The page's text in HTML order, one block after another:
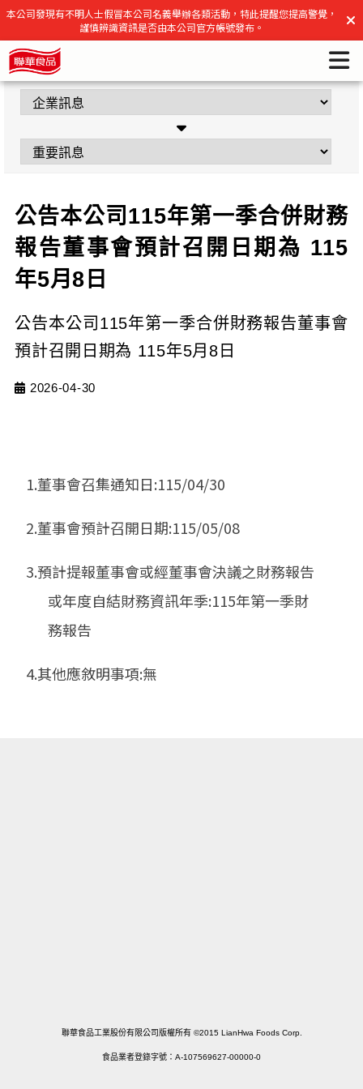
公告本公司115年第一季合併財務報告董事會預計召開日期為
115年5月8日 | 聯華食品官方網站
本公司發現有不明人士假冒本公司名義舉辦各類活動，特此提醒您提高警覺，
謹慎辨識資訊是否由本公司官方帳號發布。
公告本公司115年第一季合併財務
報告董事會預計召開日期為 115
年5月8日
公告本公司115年第一季合併財務報告董事會
預計召開日期為 115年5月8日
2026-04-30
1.董事會召集通知日:115/04/30
2.董事會預計召開日期:115/05/08
3.預計提報董事會或經董事會決議之財務報告
或年度自結財務資訊年季:115年第一季財
務報告
4.其他應敘明事項:無
聯華食品工業股份有限公司版權所有 ©2015 LianHwa Foods Corp.
食品業者登錄字號：A-107569627-00000-0